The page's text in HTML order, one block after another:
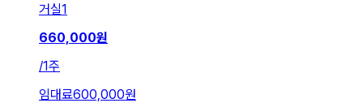
거실1
660,000원
/1주
임대료600,000원